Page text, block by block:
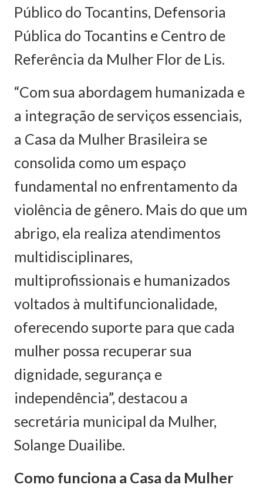
Público do Tocantins, Defensoria
Pública do Tocantins e Centro de
Referência da Mulher Flor de Lis.
“Com sua abordagem humanizada e
a integração de serviços essenciais,
a Casa da Mulher Brasileira se
consolida como um espaço
fundamental no enfrentamento da
violência de gênero. Mais do que um
abrigo, ela realiza atendimentos
multidisciplinares,
multiprofissionais e humanizados
voltados à multifuncionalidade,
oferecendo suporte para que cada
mulher possa recuperar sua
dignidade, segurança e
independência”, destacou a
secretária municipal da Mulher,
Solange Duailibe.
Como funciona a Casa da Mulher